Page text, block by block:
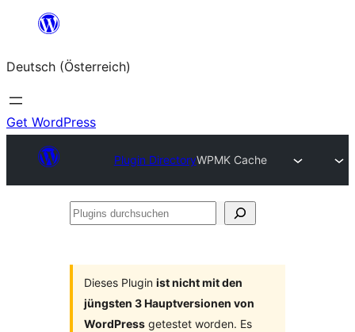
springen
Deutsch (Österreich)
Get WordPress
Plugin DirectoryWPMK Cache
Plugins
Dieses Plugin ist nicht mit den
jüngsten 3 Hauptversionen von
WordPress getestet worden. Es